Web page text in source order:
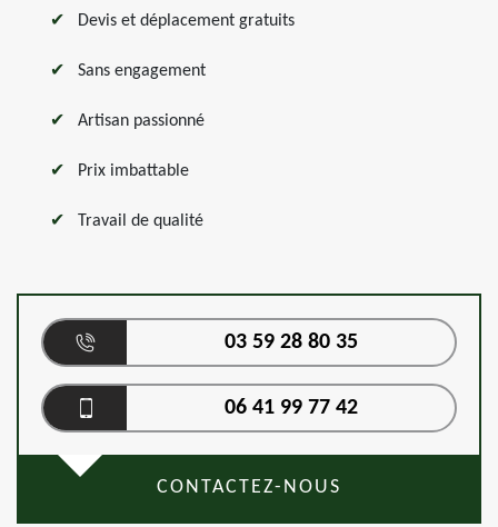
Devis et déplacement gratuits
Sans engagement
Artisan passionné
Prix imbattable
Travail de qualité
03 59 28 80 35
06 41 99 77 42
CONTACTEZ-NOUS